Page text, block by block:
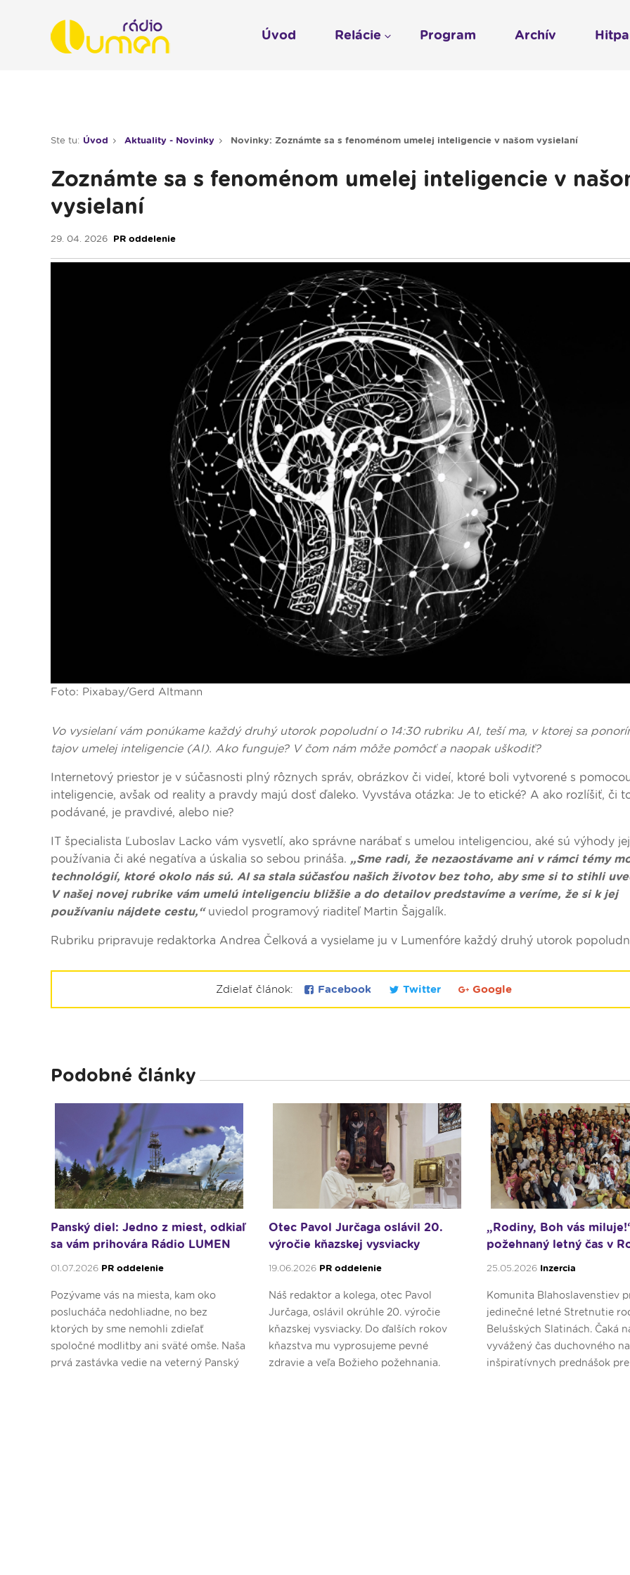
Ste tu: Úvod Aktuality - Novinky Novinky: Zoznámte sa s fenoménom umelej inteligencie v našom vysielaní
Zoznámte sa s fenoménom umelej inteligencie v
vysielaní
29. 04. 2026 PR oddelenie
Foto: Pixabay/Gerd Altmann
Vo vysielaní vám ponúkame každý druhý utorok popoludní o 14:30 rubriku AI, teší ma, v ktorej sa
tajov umelej inteligencie (AI). Ako funguje? V čom nám môže pomôcť a naopak uškodiť?
Internetový priestor je v súčasnosti plný rôznych správ, obrázkov či videí, ktoré boli vytvorené s
inteligencie, avšak od reality a pravdy majú dosť ďaleko. Vyvstáva otázka: Je to etické? A ako rozlíšiť, či
podávané, je pravdivé, alebo nie?
IT špecialista Ľuboslav Lacko vám vysvetlí, ako správne narábať s umelou inteligenciou, aké sú výhody jej
používania či aké negatíva a úskalia so sebou prináša. „Sme radi, že nezaostávame ani v rámci témy
technológií, ktoré okolo nás sú. AI sa stala súčasťou našich životov bez toho, aby sme si to stihli
V našej novej rubrike vám umelú inteligenciu bližšie a do detailov predstavíme a veríme, že si k jej
používaniu nájdete cestu,“uviedol programový riaditeľ Martin Šajgalík.
Rubriku pripravuje redaktorka Andrea Čelková a vysielame ju v Lumenfóre každý druhý utorok
Zdielať článok: Facebook Twitter Google
Podobné články
Panský diel: Jedno z miest, odkiaľ
sa vám prihovára Rádio LUMEN
01.07.2026 PR oddelenie
Pozývame vás na miesta, kam oko
poslucháča nedohliadne, no bez
ktorých by sme nemohli zdieľať
spoločné modlitby ani sväté omše. Naša
prvá zastávka vedie na veterný Panský
Otec Pavol Jurčaga oslávil 20.
výročie kňazskej vysviacky
19.06.2026 PR oddelenie
Náš redaktor a kolega, otec Pavol
Jurčaga, oslávil okrúhle 20. výročie
kňazskej vysviacky. Do ďalších rokov
kňazstva mu vyprosujeme pevné
zdravie a veľa Božieho požehnania.
„Rodiny, Boh vás
požehnaný letný čas v
25.05.2026 Inzercia
Komunita Blahoslavenstiev
jedinečné letné Stretnutie
Belušských Slatinách. Čaká
vyvážený čas duchovného
inšpiratívnych prednášok
Profil
Reklama v Rádiu
Úvod Relácie
Moderované relácie
Pre deti
Hudobné relácie
Piesne na želanie
Rubriky
Rádio Vatikán - CZ Kresťanské noviny
Program Archív